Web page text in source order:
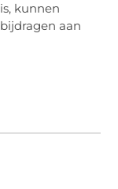
kunnen
aan